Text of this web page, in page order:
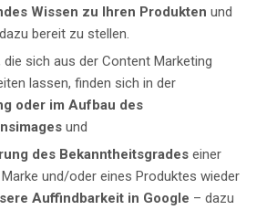
Wissen zu Ihren Produkten und
bereit zu stellen.
die sich aus der Content Marketing
lassen, finden sich in der
oder im Aufbau des
und
des Bekanntheitsgradeseiner
und/oder eines Produktes wieder
Auffindbarkeit in Google – dazu